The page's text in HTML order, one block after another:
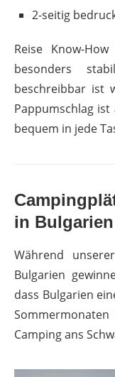
2-seitig
Reise Know-
besonders
beschreibbar ist
Pappumschlag
bequem in jede
in Bulgarien
Während
Bulgarien
dass Bulgarien
Camping ans